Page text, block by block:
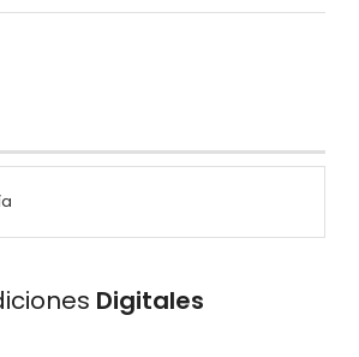
Digitales